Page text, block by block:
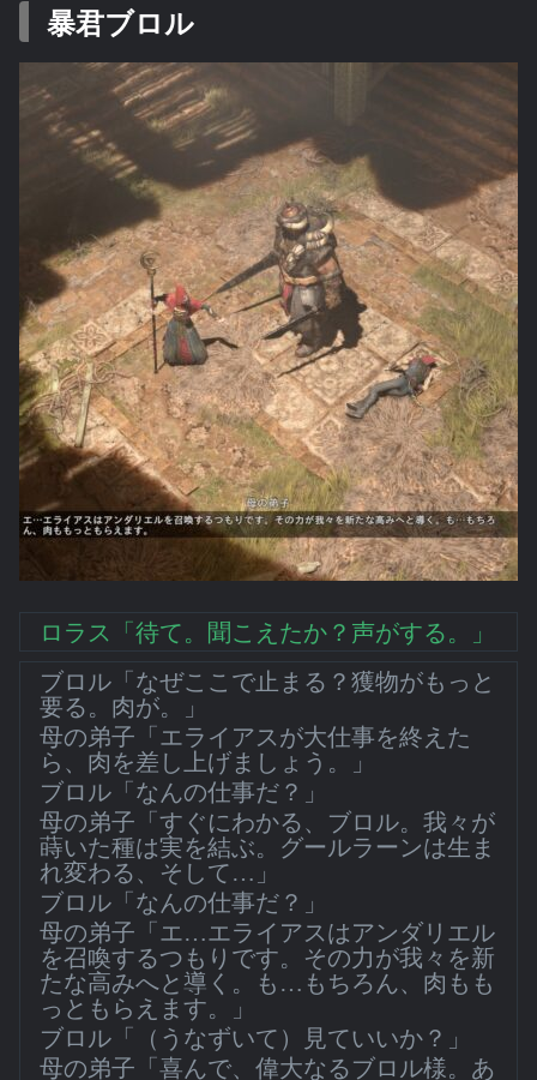
暴君ブロル
ロラス「待て。聞こえたか？声がする。」
ブロル「なぜここで止まる？獲物がもっと
要る。肉が。」
母の弟子「エライアスが大仕事を終えた
ら、肉を差し上げましょう。」
ブロル「なんの仕事だ？」
母の弟子「すぐにわかる、ブロル。我々が
蒔いた種は実を結ぶ。グールラーンは生ま
れ変わる、そして…」
ブロル「なんの仕事だ？」
母の弟子「エ…エライアスはアンダリエル
を召喚するつもりです。その力が我々を新
たな高みへと導く。も…もちろん、肉もも
っともらえます。」
ブロル「（うなずいて）見ていいか？」
母の弟子「喜んで、偉大なるブロル様。あ